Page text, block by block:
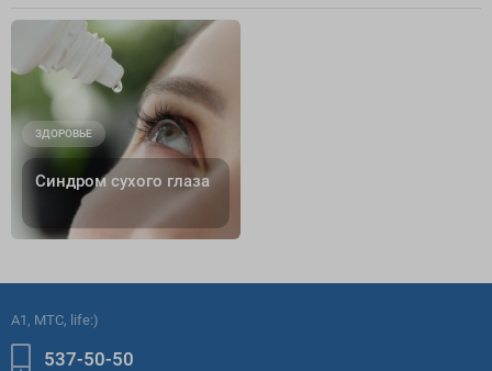
ЗДОРОВЬЕ
Синдром сухого глаза
A1, МТС, life:)
537-50-50